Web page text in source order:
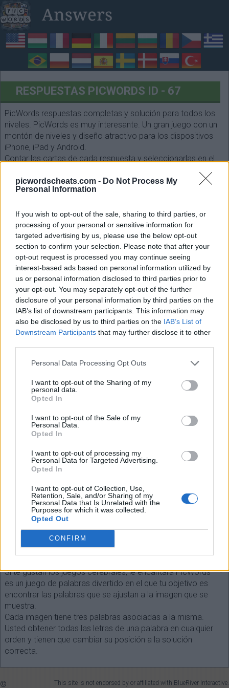
picwordscheats.com - Do Not Process My
Personal Information
If you wish to opt-out of the sale, sharing to third parties, or
processing of your personal or sensitive information for
targeted advertising by us, please use the below opt-out
section to confirm your selection. Please note that after your
opt-out request is processed you may continue seeing
interest-based ads based on personal information utilized by
us or personal information disclosed to third parties prior to
your opt-out. You may separately opt-out of the further
disclosure of your personal information by third parties on the
IAB’s list of downstream participants. This information may
also be disclosed by us to third parties on the IAB’s List of
Downstream Participants that may further disclose it to other
Personal Data Processing Opt Outs
I want to opt-out of the Sharing of my
personal data.
Opted In
I want to opt-out of the Sale of my
Personal Data.
Opted In
I want to opt-out of processing my
Personal Data for Targeted Advertising.
Opted In
I want to opt-out of Collection, Use,
Retention, Sale, and/or Sharing of my
Personal Data that Is Unrelated with the
Purposes for which it was collected.
Opted Out
CONFIRM
RESPUESTAS PICWORDS ID - 67
PicWords respuestas completas y solución para todos los
niveles. PicWords es muy interesante. Un gran juego con un
montón de niveles y diseño atractivo para los dispositivos
iPhone, iPad y Android.
Contar las cartas de cada respuesta y seleccionarlas en el
Responder: niños, ramo, nenúfares
Espalda
(90votos, media: fuera de 5
Seleccione cada longitud de palabra:
¡Buscar!
SOBRE EL JUEGO
Si te gustan los juegos cerebrales, le encantará PicWords ™ -
es un juego de palabras divertido en el que tu objetivo es
encontrar las palabras que se ajustan a la imagen que se
muestra.
Cada imagen tiene tres palabras asociadas a la misma.
Usted obtener todas las letras de una palabra en cualquier
orden y tienen que cambiar su posición a la solución
correcta.
This site is not endorsed by or affiliated with BlueRiver Interactive.
©